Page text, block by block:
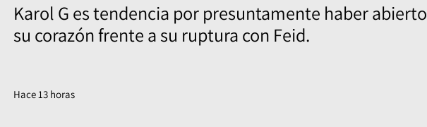
Karol G es tendencia por presuntamente haber abierto
su corazón frente a su ruptura con Feid.
Hace 13 horas